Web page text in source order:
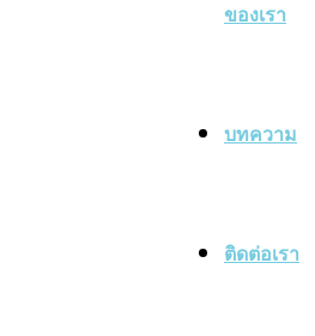
ของเรา
บทความ
ติดต่อเรา